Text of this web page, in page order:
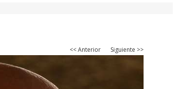
<< Anterior Siguiente >>